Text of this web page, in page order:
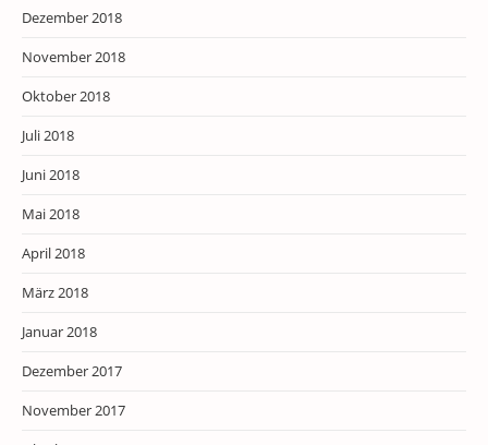
Dezember 2018
November 2018
Oktober 2018
Juli 2018
Juni 2018
Mai 2018
April 2018
März 2018
Januar 2018
Dezember 2017
November 2017